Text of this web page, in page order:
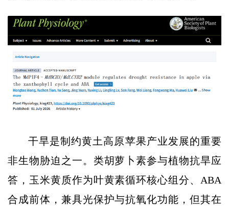
干旱是制约黄土高原苹果产业发展的重要
非生物胁迫之一。类胡萝卜素参与植物抗旱应
答，玉米黄质作为叶黄素循环核心组分、ABA
合成前体，兼具光保护与抗氧化功能，但其在